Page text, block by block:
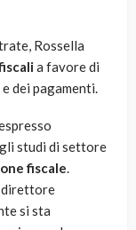
Rossella
a favore di
dei pagamenti.
studi di settore
fiscale.
direttore
si sta